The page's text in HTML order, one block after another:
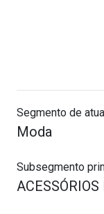
Segmento de
Moda
Subsegmento
ACESSÓRIOS